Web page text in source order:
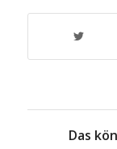
Das